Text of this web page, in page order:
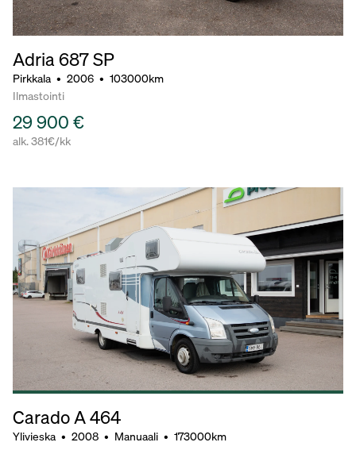
Adria 687 SP
Pirkkala • 2006 • 103000km
Ilmastointi
29 900 €
alk. 381€/kk
Carado A 464
Ylivieska • 2008 • Manuaali • 173000km